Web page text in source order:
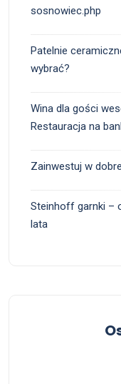
sosnowiec.php
Patelnie
wybrać?
Wina dla gości
Restauracja na
Zainwestuj w
Steinhoff garnki –
lata